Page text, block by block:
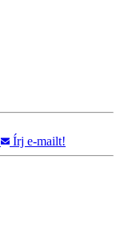
Írj e-mailt!